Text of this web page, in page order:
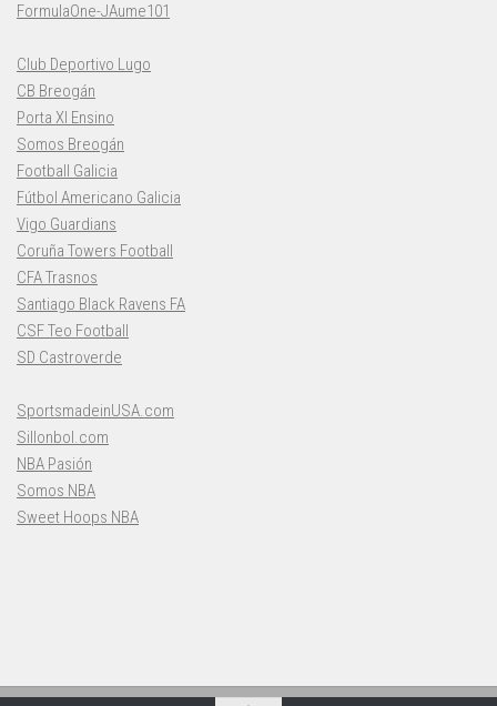
FormulaOne-JAume101
Club Deportivo Lugo
CB Breogán
Porta XI Ensino
Somos Breogán
Football Galicia
Fútbol Americano Galicia
Vigo Guardians
Coruña Towers Football
CFA Trasnos
Santiago Black Ravens FA
CSF Teo Football
SD Castroverde
SportsmadeinUSA.com
Sillonbol.com
NBA Pasión
Somos NBA
Sweet Hoops NBA